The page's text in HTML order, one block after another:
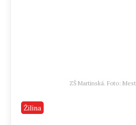
ZŠ Martinská. Foto:
Žilina